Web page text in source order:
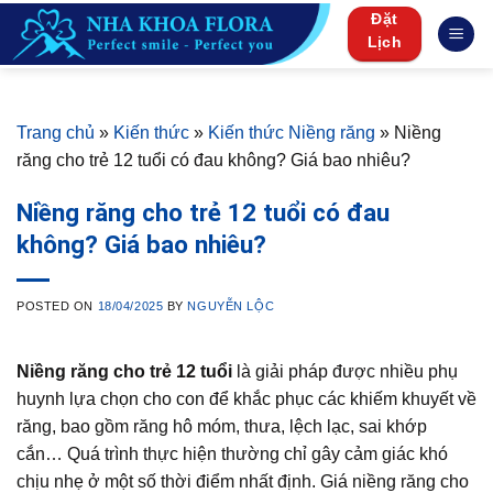
content
Đặt
Lịch
Trang chủ » Kiến thức » Kiến thức Niềng răng » Niềng
răng cho trẻ 12 tuổi có đau không? Giá bao nhiêu?
Niềng răng cho trẻ 12 tuổi có đau
không? Giá bao nhiêu?
POSTED ON 18/04/2025 BYNGUYỄN LỘC
Niềng răng cho trẻ 12 tuổi là giải pháp được nhiều phụ
huynh lựa chọn cho con để khắc phục các khiếm khuyết về
răng, bao gồm răng hô móm, thưa, lệch lạc, sai khớp
cắn… Quá trình thực hiện thường chỉ gây cảm giác khó
chịu nhẹ ở một số thời điểm nhất định. Giá niềng răng cho